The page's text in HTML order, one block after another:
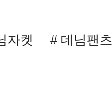
자켓 # 데님팬츠